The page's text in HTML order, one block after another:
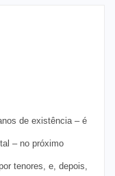
de existência – é
– no próximo
tenores, e, depois,